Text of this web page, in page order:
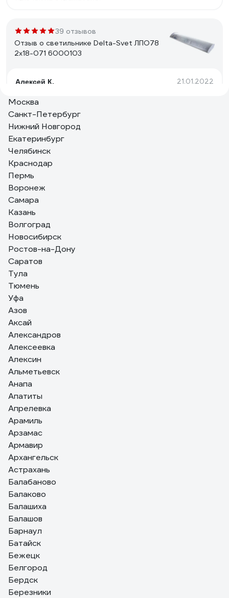
39 отзывов
Отзыв о светильнике Delta-Svet ЛПО78
2х18-071 6000103
Алексей К. 21.01.2022
пластмассовых крышек подпорок для рассеивателя в
торцах светильника. Такие штуки вечно сохли,
трескались и отваливались, а рассеиватель падал и
разбивался. Сейчас такого в этом светильнике нет.
Отзыв о светильнике Elektrostandard 2194
MR16, SL/WH зеркальный/белый a036801
Анастасия О.
Мне понравились
Москва
Санкт-Петербург
Нижний Новгород
Екатеринбург
Челябинск
Краснодар
Пермь
Воронеж
Самара
Казань
Волгоград
Новосибирск
Ростов-на-Дону
Саратов
Тула
Тюмень
Уфа
Азов
Аксай
Александров
Алексеевка
Алексин
Альметьевск
Анапа
Апатиты
Апрелевка
Арамиль
Арзамас
Армавир
Архангельск
Астрахань
Балабаново
Балаково
Балашиха
Балашов
Барнаул
Батайск
Бежецк
Белгород
Бердск
Березники